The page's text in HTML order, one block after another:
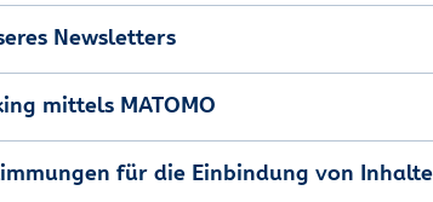
Newsletters
mittels MATOMO
für die Einbindung von